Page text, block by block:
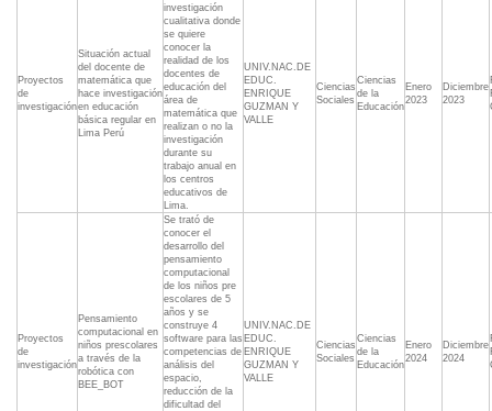
Proyectos
de
investigación
Situación actual
del docente de
matemática que
hace investigación
en educación
básica regular en
Lima Perú
investigación
cualitativa donde
se quiere
conocer la
realidad de los
docentes de
educación del
área de
matemática que
realizan o no la
investigación
durante su
trabajo anual en
los centros
educativos de
Lima.
UNIV.NAC.DE
EDUC.
ENRIQUE
GUZMAN Y
VALLE
Ciencias
Sociales
Ciencias
de la
Educación
Enero
2023
Diciembre
2023
Proyectos
de
investigación
Pensamiento
computacional en
niños prescolares
a través de la
robótica con
BEE_BOT
Se trató de
conocer el
desarrollo del
pensamiento
computacional
de los niños pre
escolares de 5
años y se
construye 4
software para las
competencias de
análisis del
espacio,
reducción de la
dificultad del
UNIV.NAC.DE
EDUC.
ENRIQUE
GUZMAN Y
VALLE
Ciencias
Sociales
Ciencias
de la
Educación
Enero
2024
Diciembre
2024